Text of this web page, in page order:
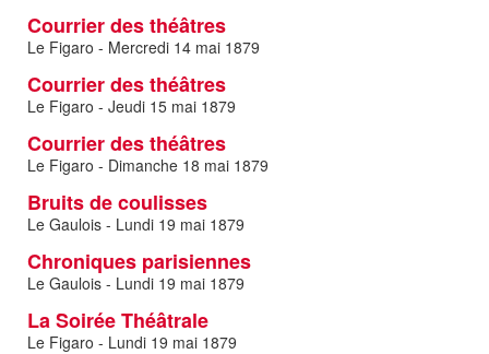
Courrier des théâtres
Le Figaro - Mercredi 14 mai 1879
Courrier des théâtres
Le Figaro - Jeudi 15 mai 1879
Courrier des théâtres
Le Figaro - Dimanche 18 mai 1879
Bruits de coulisses
Le Gaulois - Lundi 19 mai 1879
Chroniques parisiennes
Le Gaulois - Lundi 19 mai 1879
La Soirée Théâtrale
Le Figaro - Lundi 19 mai 1879